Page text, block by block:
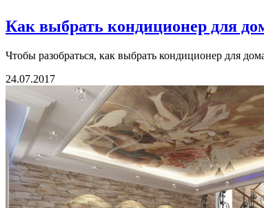
Как выбрать кондиционер для
Чтобы разобраться, как выбрать кондиционер для
24.07.2017